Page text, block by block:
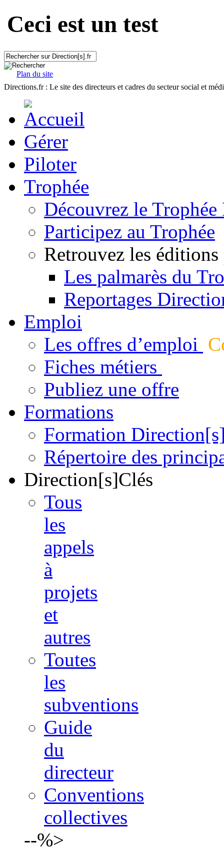
Ceci est un test
Plan du site
Directions.fr : Le site des directeurs et cadres du secteur social et
Gérer
Piloter
Trophée
Découvrez le
Participez au Trophée
Retrouvez les éditions
Les palmarès du
Reportages
Emploi
Les offres d’emploi
Fiches métiers
Publiez une offre
Formations
Formation
Répertoire des
Direction[s]Clés
Tous
les
appels
à
projets
et
autres
Toutes
les
subventions
Guide
du
directeur
Conventions
collectives
--%>